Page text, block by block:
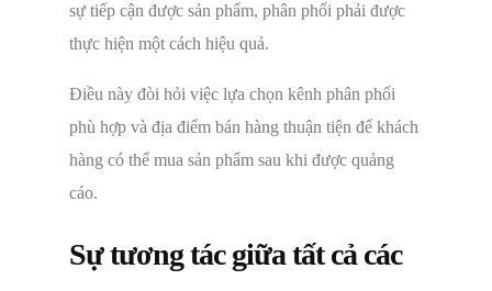
sự tiếp cận được sản phẩm, phân phối phải được
thực hiện một cách hiệu quả.
Điều này đòi hỏi việc lựa chọn kênh phân phối
phù hợp và địa điểm bán hàng thuận tiện để khách
hàng có thể mua sản phẩm sau khi được quảng
cáo.
Sự tương tác giữa tất cả các